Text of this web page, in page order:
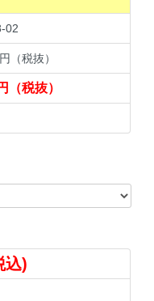
02
（税抜）
（税抜）
込)